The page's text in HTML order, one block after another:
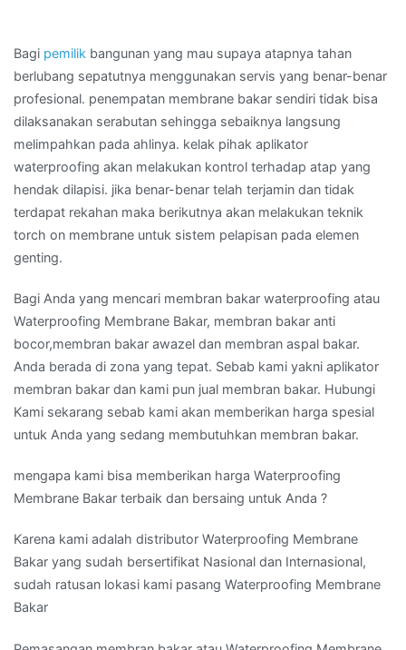
Bagi pemilik bangunan yang mau supaya atapnya tahan
berlubang sepatutnya menggunakan servis yang benar-benar
profesional. penempatan membrane bakar sendiri tidak bisa
dilaksanakan serabutan sehingga sebaiknya langsung
melimpahkan pada ahlinya. kelak pihak aplikator
waterproofing akan melakukan kontrol terhadap atap yang
hendak dilapisi. jika benar-benar telah terjamin dan tidak
terdapat rekahan maka berikutnya akan melakukan teknik
torch on membrane untuk sistem pelapisan pada elemen
genting.
Bagi Anda yang mencari membran bakar waterproofing atau
Waterproofing Membrane Bakar, membran bakar anti
bocor,membran bakar awazel dan membran aspal bakar.
Anda berada di zona yang tepat. Sebab kami yakni aplikator
membran bakar dan kami pun jual membran bakar. Hubungi
Kami sekarang sebab kami akan memberikan harga spesial
untuk Anda yang sedang membutuhkan membran bakar.
mengapa kami bisa memberikan harga Waterproofing
Membrane Bakar terbaik dan bersaing untuk Anda ?
Karena kami adalah distributor Waterproofing Membrane
Bakar yang sudah bersertifikat Nasional dan Internasional,
sudah ratusan lokasi kami pasang Waterproofing Membrane
Bakar